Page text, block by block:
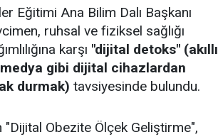
Eğitimi Ana Bilim Dalı Başkanı
ruhsal ve fiziksel sağlığı
karşı "dijital detoks" (akıllı
gibi dijital cihazlardan
durmak) tavsiyesinde bulundu.
"Dijital Obezite Ölçek Geliştirme",